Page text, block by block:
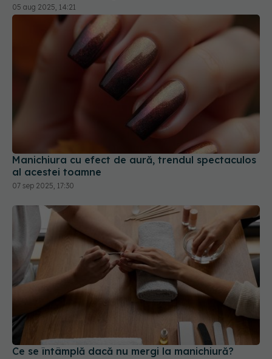
05 aug 2025, 14:21
Manichiura cu efect de aură, trendul spectaculos
al acestei toamne
07 sep 2025, 17:30
Ce se întâmplă dacă nu mergi la manichiură?